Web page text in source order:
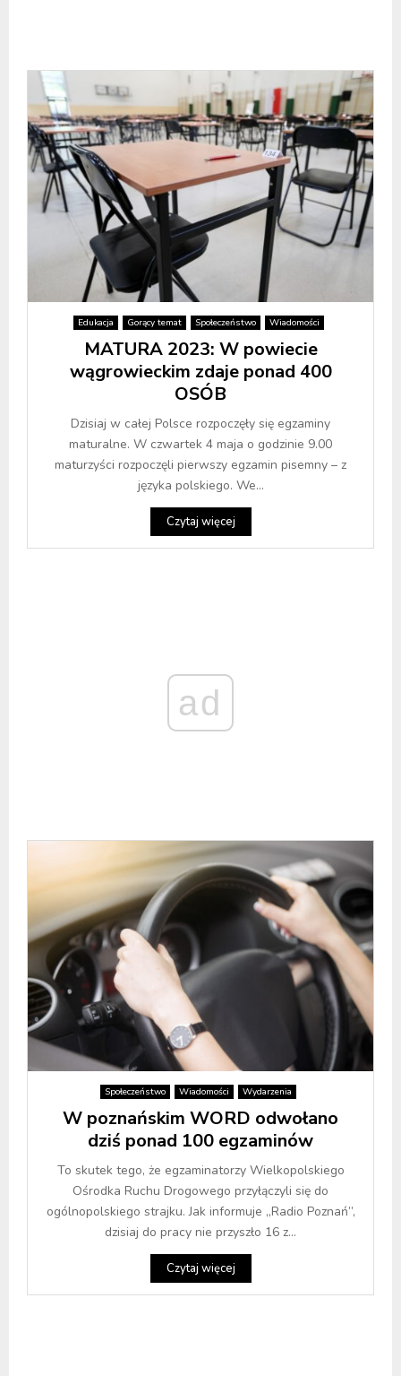
Edukacja Gorący temat Społeczeństwo Wiadomości
MATURA 2023: W powiecie
wągrowieckim zdaje ponad 400
OSÓB
Dzisiaj w całej Polsce rozpoczęły się egzaminy
maturalne. W czwartek 4 maja o godzinie 9.00
maturzyści rozpoczęli pierwszy egzamin pisemny – z
języka polskiego. We...
Czytaj więcej
ad
Społeczeństwo Wiadomości Wydarzenia
W poznańskim WORD odwołano
dziś ponad 100 egzaminów
To skutek tego, że egzaminatorzy Wielkopolskiego
Ośrodka Ruchu Drogowego przyłączyli się do
ogólnopolskiego strajku. Jak informuje „Radio Poznań”,
dzisiaj do pracy nie przyszło 16 z...
Czytaj więcej